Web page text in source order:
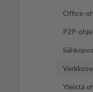
Office-
P2P-
Yleistä